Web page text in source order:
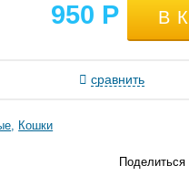
950 Р
сравнить
Кошки
Поделиться